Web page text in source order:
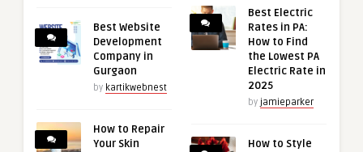
Best Website
Development
Company in
Gurgaon
by kartikwebnest
How to Repair
Your Skin
Best Electric
Rates in PA:
How to Find
the Lowest PA
Electric Rate in
2025
by jamieparker
How to Style